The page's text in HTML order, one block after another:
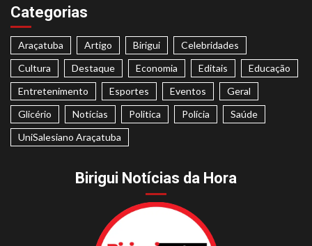
Categorias
Araçatuba Artigo Birigui
Celebridades
Cultura
Destaque Economia Editais
Educação
Entretenimento
Esportes Eventos
Geral
Glicério
Notícias Politica Polícia
Saúde
UniSalesiano Araçatuba
Birigui Notícias da Hora